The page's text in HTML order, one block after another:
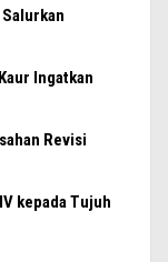
Ingatkan
Revisi
kepada Tujuh